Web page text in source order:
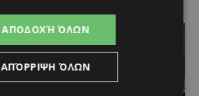
ΑΠΟΔΟΧΉ ΌΛΩΝ
ΑΠΌΡΡΙΨΗ ΌΛΩΝ